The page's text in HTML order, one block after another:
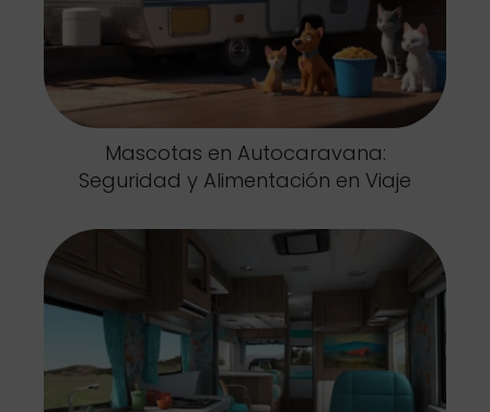
Mascotas en Autocaravana:
Seguridad y Alimentación en Viaje